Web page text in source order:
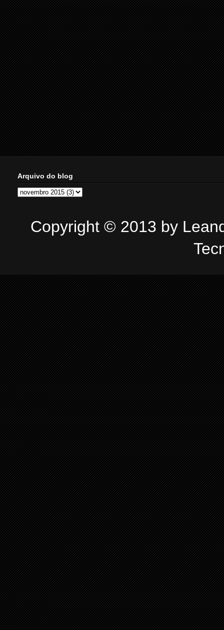
Arquivo do blog
Copyright © 2013 by